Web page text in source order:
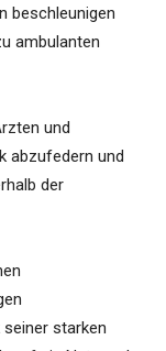
beschleunigen
ambulanten
und
abzufedern und
der
starken